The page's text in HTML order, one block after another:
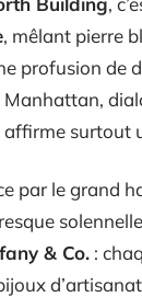
, mêlant pierre
profusion de
affirme surtout
par le grand
& Co. :